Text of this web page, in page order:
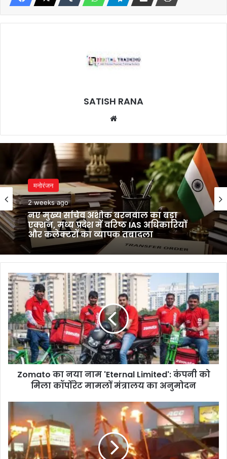
SATISH RANA
मनोरंजन
2 weeks ago
नए मुख्य सचिव अशोक बरनवाल का बड़ा
एक्शन, मध्य प्रदेश में वरिष्ठ IAS अधिकारियों
और कलेक्टरों का व्यापक तबादला
Zomato
का
नया
नाम
'Eternal
Limited':
कंपनी
को
मिला
कॉर्पोरेट
अनुमोदन
Zomato का नया नाम 'Eternal Limited': कंपनी को
मिला कॉर्पोरेट मामलों मंत्रालय का अनुमोदन
Ranchi
में
आदिवासी
संगठनों
का